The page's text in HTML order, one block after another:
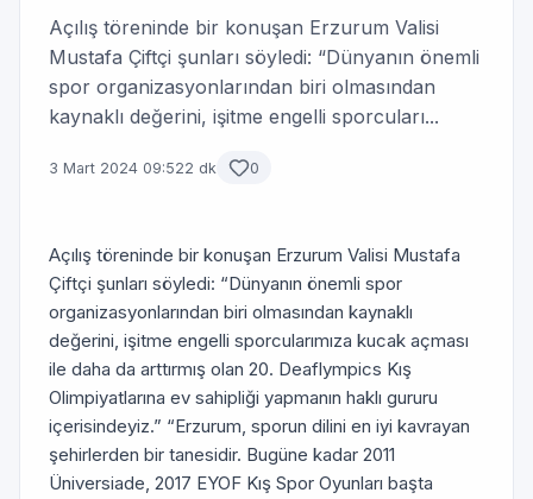
Açılış töreninde bir konuşan Erzurum Valisi
Mustafa Çiftçi şunları söyledi: “Dünyanın önemli
spor organizasyonlarından biri olmasından
kaynaklı değerini, işitme engelli sporcuları...
3 Mart 2024 09:522 dk 0
Açılış töreninde bir konuşan Erzurum Valisi Mustafa
Çiftçi şunları söyledi: “Dünyanın önemli spor
organizasyonlarından biri olmasından kaynaklı
değerini, işitme engelli sporcularımıza kucak açması
ile daha da arttırmış olan 20. Deaflympics Kış
Olimpiyatlarına ev sahipliği yapmanın haklı gururu
içerisindeyiz.” “Erzurum, sporun dilini en iyi kavrayan
şehirlerden bir tanesidir. Bugüne kadar 2011
Üniversiade, 2017 EYOF Kış Spor Oyunları başta